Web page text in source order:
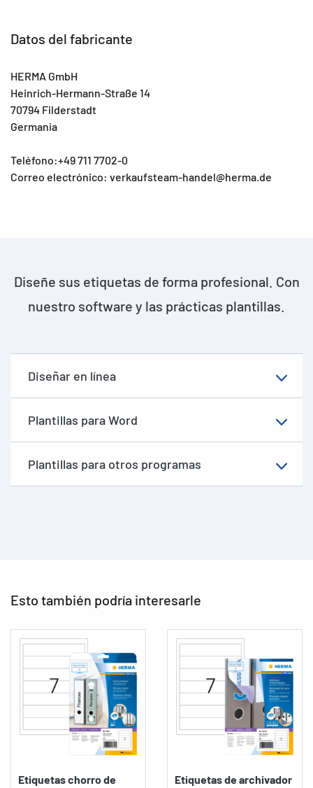
Datos del fabricante
HERMA GmbH
Heinrich-Hermann-Straße 14
70794 Filderstadt
Germania
Teléfono:+49 711 7702-0
Correo electrónico: verkaufsteam-handel@herma.de
Diseñe sus etiquetas de forma profesional. Con
nuestro software y las prácticas plantillas.
Diseñar en línea
Plantillas para Word
Plantillas para otros programas
Esto también podría interesarle
Etiquetas chorro de
Etiquetas de archivador